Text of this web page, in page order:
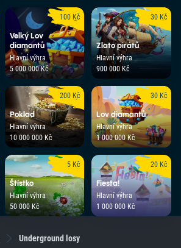
100 Kč
Velký Lov
diamantů
Hlavní výhra
5 000 000 Kč
30 Kč
Zlato pirátů
Hlavní výhra
900 000 Kč
200 Kč
Poklad
Hlavní výhra
10 000 000 Kč
30 Kč
Lov diamantů
Hlavní výhra
1 000 000 Kč
5 Kč
Štístko
Hlavní výhra
50 000 Kč
20 Kč
Fiesta!
Hlavní výhra
1 000 000 Kč
Underground losy